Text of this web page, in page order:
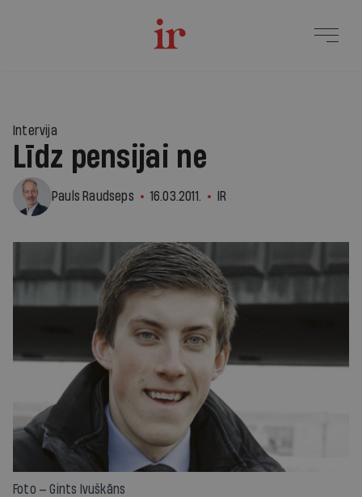
Intervija
Līdz pensijai ne
Pauls Raudseps 16.03.2011. IR
Foto — Gints Ivuškāns